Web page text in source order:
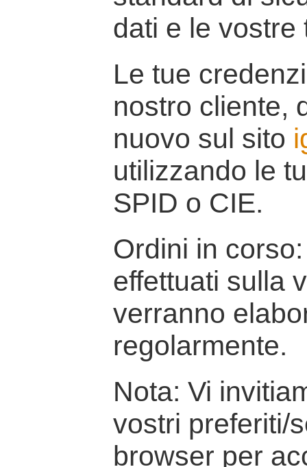
dati e le vostre
Le tue
nostro cliente,
nuovo sul sito
utilizzando le
SPID o CIE.
Ordini in
effettuati sulla
verranno
regolarmente.
Nota: Vi
vostri preferiti/
browser per